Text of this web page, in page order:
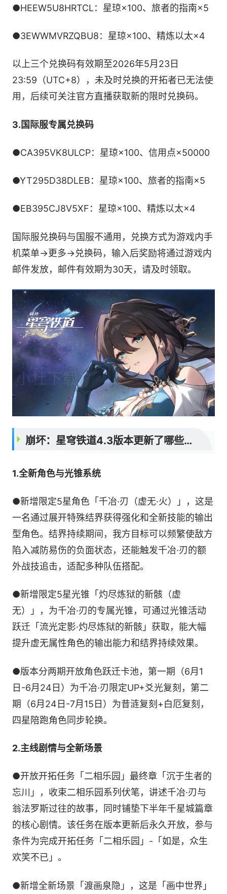
●HEEW5U8HRTCL：星琼×100、旅者的指南×5
●3EWWMVRZQBU8：星琼×100、精炼以太×4
以上三个兑换码有效期至2026年5月23日
23:59（UTC+8），未及时兑换的开拓者已无法使
用，后续可关注官方直播获取新的限时兑换码。
3.国际服专属兑换码
●CA395VK8ULCP：星琼×100、信用点×50000
●YT295D38DLEB：星琼×100、旅者的指南×5
●EB395CJ8V5XF：星琼×100、精炼以太×4
国际服兑换码与国服不通用，兑换方式为游戏内手
机菜单→更多→兑换码，输入后奖励将通过游戏内
邮件发放，邮件有效期为30天，请及时领取。
崩坏：星穹铁道4.3版本更新了哪些内容
1.全新角色与光锥系统
●新增限定5星角色「千冶·刃（虚无·火）」，这是
一名通过展开特殊结界获得强化和全新技能的输出
型角色。结界持续期间，我方目标可以频繁使敌方
陷入减防易伤的负面状态，还能触发千冶·刃的额
外战技追击，适配多种队伍搭配。
●新增限定5星光锥「灼尽炼狱的新骸（虚
无）」，为千冶·刃的专属光锥，可通过光锥活动
跃迁「流光定影·灼尽炼狱的新骸」获取，能大幅
提升虚无属性角色的输出能力和结界持续效果。
●版本分两期开放角色跃迁卡池，第一期（6月1
日-6月24日）为千冶·刃限定UP+爻光复刻，第二
期（6月24日-7月15日）为昔涟复刻+白厄复刻，
四星陪跑角色同步轮换。
2.主线剧情与全新场景
●开放开拓任务「二相乐园」最终章「沉于生者的
忘川」，收束二相乐园系列伏笔，讲述千冶·刃与
翁法罗斯过往的故事，同时铺垫下半年千星城篇章
的核心剧情。该任务在版本更新后永久开放，参与
条件为完成开拓任务「二相乐园」-「如是，众生
欢笑不已」。
●新增全新场景「渡画泉隐」，这是「画中世界」